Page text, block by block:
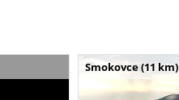
Smokovce (11 km)